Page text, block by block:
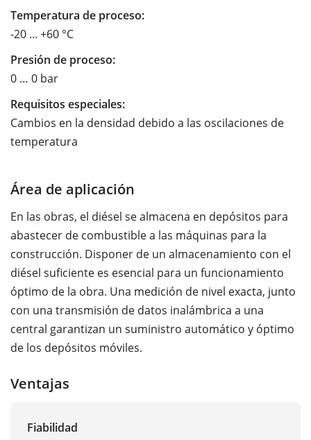
Temperatura de proceso:
-20 ... +60 °C
Presión de proceso:
0 … 0 bar
Requisitos especiales:
Cambios en la densidad debido a las oscilaciones de
temperatura
Área de aplicación
En las obras, el diésel se almacena en depósitos para
abastecer de combustible a las máquinas para la
construcción. Disponer de un almacenamiento con el
diésel suficiente es esencial para un funcionamiento
óptimo de la obra. Una medición de nivel exacta, junto
con una transmisión de datos inalámbrica a una
central garantizan un suministro automático y óptimo
de los depósitos móviles.
Ventajas
Fiabilidad